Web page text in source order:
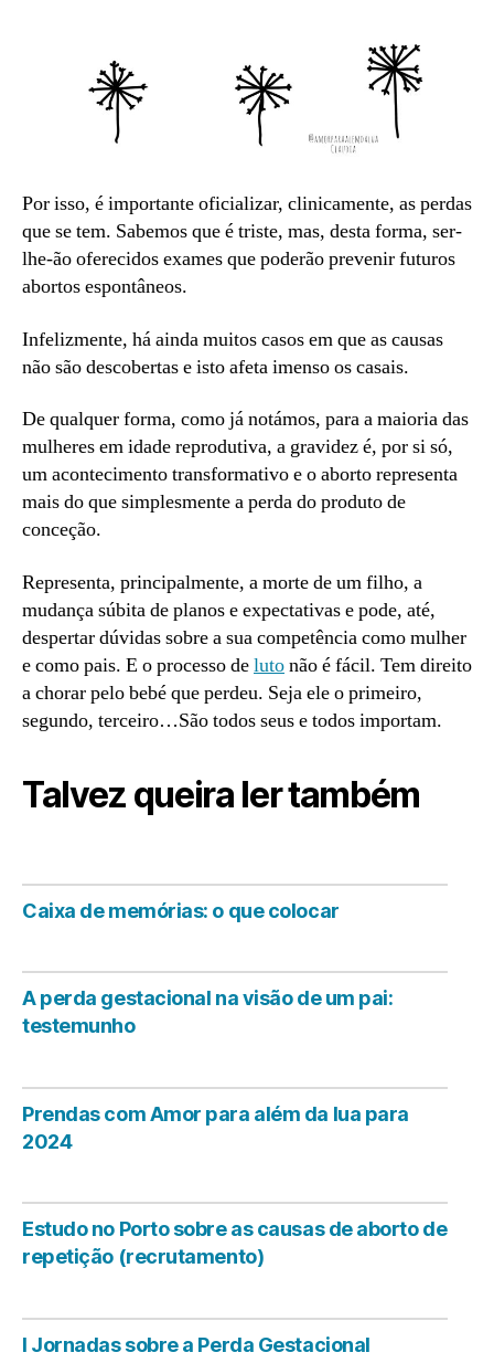
Por isso, é importante oficializar, clinicamente, as perdas
que se tem. Sabemos que é triste, mas, desta forma, ser-
lhe-ão oferecidos exames que poderão prevenir futuros
abortos espontâneos.
Infelizmente, há ainda muitos casos em que as causas
não são descobertas e isto afeta imenso os casais.
De qualquer forma, como já notámos, para a maioria das
mulheres em idade reprodutiva, a gravidez é, por si só,
um acontecimento transformativo e o aborto representa
mais do que simplesmente a perda do produto de
conceção.
Representa, principalmente, a morte de um filho, a
mudança súbita de planos e expectativas e pode, até,
despertar dúvidas sobre a sua competência como mulher
e como pais. E o processo delutonão é fácil. Tem direito
a chorar pelo bebé que perdeu. Seja ele o primeiro,
segundo, terceiro…São todos seus e todos importam.
Talvez queira ler também
Caixa de memórias: o que colocar
A perda gestacional na visão de um pai:
testemunho
Prendas com Amor para além da lua para
2024
Estudo no Porto sobre as causas de aborto de
repetição (recrutamento)
I Jornadas sobre a Perda Gestacional